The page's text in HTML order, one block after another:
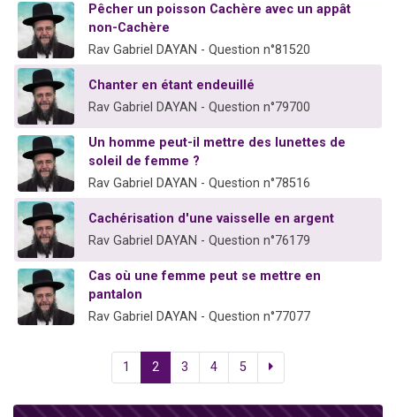
Pêcher un poisson Cachère avec un appât
non-Cachère
Rav Gabriel DAYAN - Question n°81520
Chanter en étant endeuillé
Rav Gabriel DAYAN - Question n°79700
Un homme peut-il mettre des lunettes de
soleil de femme ?
Rav Gabriel DAYAN - Question n°78516
Cachérisation d'une vaisselle en argent
Rav Gabriel DAYAN - Question n°76179
Cas où une femme peut se mettre en
pantalon
Rav Gabriel DAYAN - Question n°77077
1 2 3 4 5